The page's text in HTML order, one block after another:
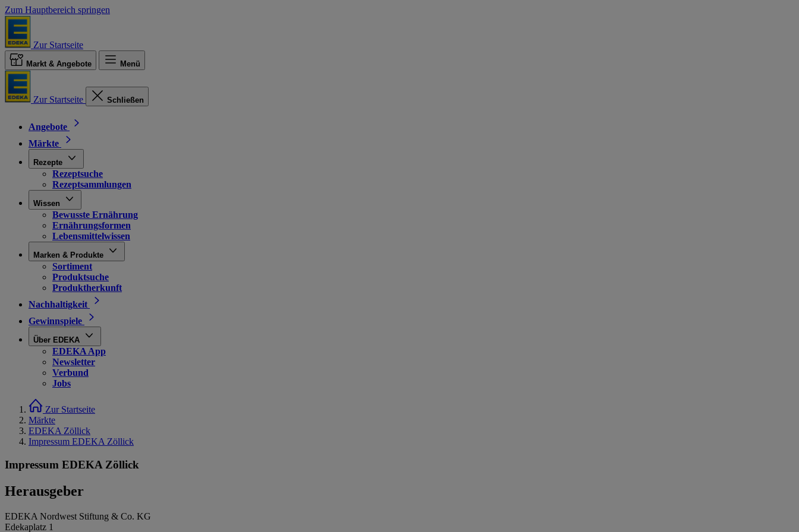
Zum Hauptbereich springen
Zur Startseite
Markt & Angebote Menü
Zur Startseite Schließen
Angebote
Märkte
Rezepte
Rezeptsuche
Rezeptsammlungen
Wissen
Bewusste Ernährung
Ernährungsformen
Lebensmittelwissen
Marken & Produkte
Sortiment
Produktsuche
Produktherkunft
Nachhaltigkeit
Gewinnspiele
Über EDEKA
EDEKA App
Newsletter
Verbund
Jobs
Zur Startseite
Märkte
EDEKA Zöllick
Impressum EDEKA Zöllick
Impressum EDEKA Zöllick
Herausgeber
EDEKA Nordwest Stiftung & Co. KG
Edekaplatz 1